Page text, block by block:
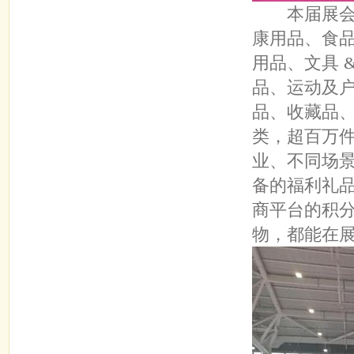
本届展会
康用品、食
用品、文具
品、运动及
品、收藏品
类，超百万
业、不同场
备的福利礼
商平台的积
物，都能在